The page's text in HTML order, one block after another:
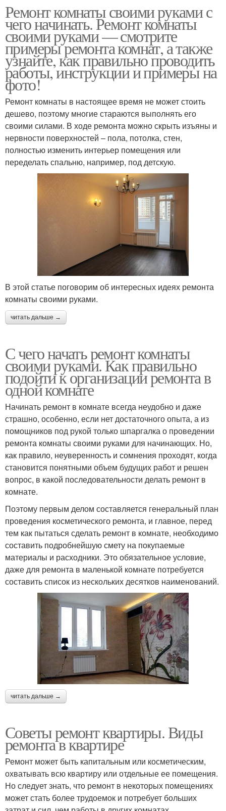
Ремонт комнаты своими руками с
чего начинать. Ремонт комнаты
своими руками — смотрите
примеры ремонта комнат, а также
узнайте, как правильно проводить
работы, инструкции и примеры на
фото!
Ремонт комнаты в настоящее время не может стоить
дешево, поэтому многие стараются выполнять его
своими силами. В ходе ремонта можно скрыть изъяны и
нервности поверхностей – пола, потолка, стен,
полностью изменить интерьер помещения или
переделать спальню, например, под детскую.
В этой статье поговорим об интересных идеях ремонта
комнаты своими руками.
читать дальше →
С чего начать ремонт комнаты
своими руками. Как правильно
подойти к организации ремонта в
одной комнате
Начинать ремонт в комнате всегда неудобно и даже
страшно, особенно, если нет достаточного опыта, а из
помощников под рукой только шпаргалка о проведении
ремонта комнаты своими руками для начинающих. Но,
как правило, неуверенность и сомнения проходят, когда
становится понятными объем будущих работ и решен
вопрос, в какой последовательности делать ремонт в
комнате.
Поэтому первым делом составляется генеральный план
проведения косметического ремонта, и главное, перед
тем как пытаться сделать ремонт в комнате, необходимо
составить подробнейшую смету на покупаемые
материалы и расходники. Это обязательное условие,
даже для ремонта в маленькой комнате потребуется
составить список из нескольких десятков наименований.
читать дальше →
Советы ремонт квартиры. Виды
ремонта в квартире
Ремонт может быть капитальным или косметическим,
охватывать всю квартиру или отдельные ее помещения.
Но следует знать, что ремонт в некоторых помещениях
может стать более трудоемок и потребует больших